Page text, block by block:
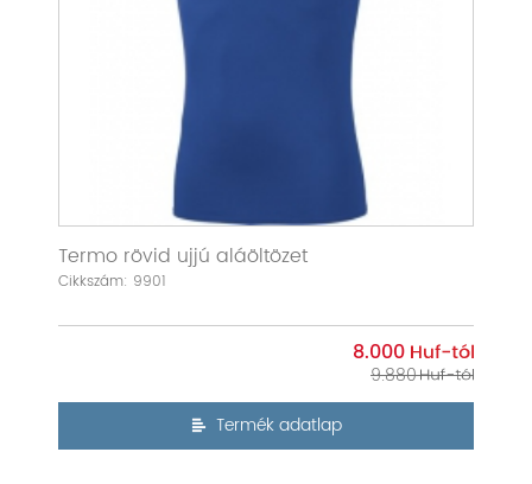
Termo rövid ujjú aláöltözet
Cikkszám: 9901
8.000
9.880
Termék adatlap